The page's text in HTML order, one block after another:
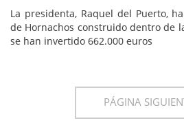
La presidenta, Raquel del Puerto,
de Hornachos construido dentro de
se han invertido 662.000 euros
PÁGINA